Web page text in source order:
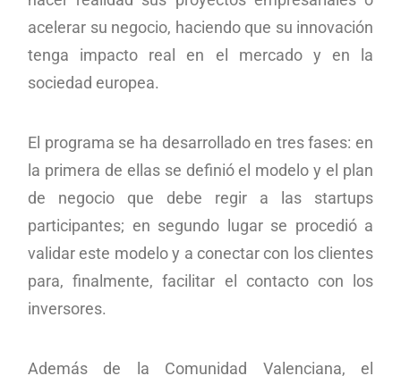
acelerar su negocio, haciendo que su innovación
tenga impacto real en el mercado y en la
sociedad europea.
El programa se ha desarrollado en tres fases: en
la primera de ellas se definió el modelo y el plan
de negocio que debe regir a las startups
participantes; en segundo lugar se procedió a
validar este modelo y a conectar con los clientes
para, finalmente, facilitar el contacto con los
inversores.
Además de la Comunidad Valenciana, el